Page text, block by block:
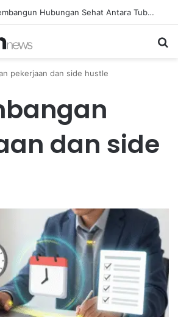
Diet Fleksibel Membangun Hubungan Sehat Antara Tubuh dan Makanan Sehari-hari
pekerjaan dan side hustle
dan side